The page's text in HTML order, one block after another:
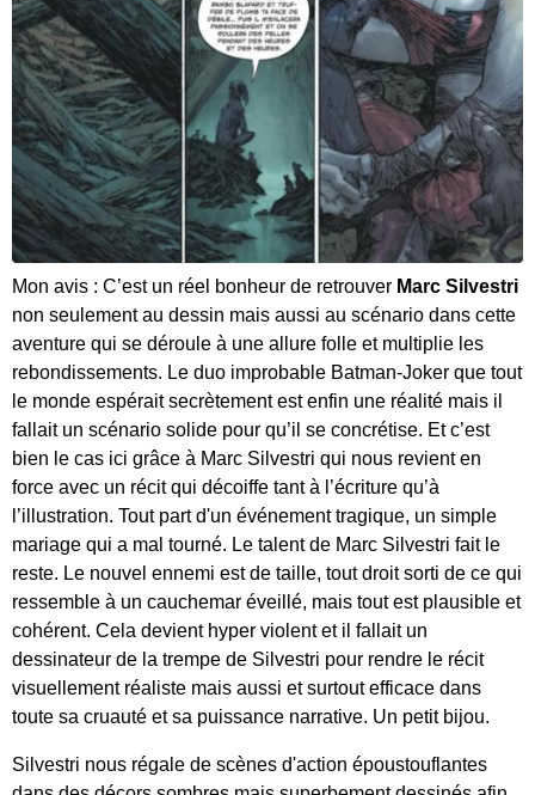
Mon avis : C’est un réel bonheur de retrouver Marc Silvestri
non seulement au dessin mais aussi au scénario dans cette
aventure qui se déroule à une allure folle et multiplie les
rebondissements. Le duo improbable Batman-Joker que tout
le monde espérait secrètement est enfin une réalité mais il
fallait un scénario solide pour qu’il se concrétise. Et c’est
bien le cas ici grâce à Marc Silvestri qui nous revient en
force avec un récit qui décoiffe tant à l’écriture qu’à
l’illustration. Tout part d'un événement tragique, un simple
mariage qui a mal tourné. Le talent de Marc Silvestri fait le
reste. Le nouvel ennemi est de taille, tout droit sorti de ce qui
ressemble à un cauchemar éveillé, mais tout est plausible et
cohérent. Cela devient hyper violent et il fallait un
dessinateur de la trempe de Silvestri pour rendre le récit
visuellement réaliste mais aussi et surtout efficace dans
toute sa cruauté et sa puissance narrative. Un petit bijou.
Silvestri nous régale de scènes d'action époustouflantes